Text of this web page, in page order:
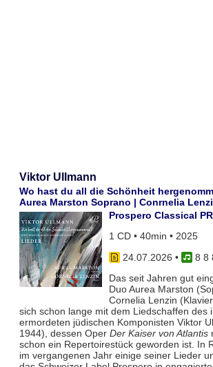
Viktor Ullmann
Wo hast du all die Schönheit
Aurea Marston Soprano | Conrnelia
Prospero Classical
1 CD • 40min • 2025
24.07.2026 •
8 8
Das seit Jahren gut
Duo Aurea Marston
Cornelia Lenzin
sich schon lange mit dem Liedschaffen des
ermordeten jüdischen Komponisten Viktor
1944), dessen Oper Der Kaiser von Atlantis
schon ein Repertoirestück geworden ist. In
im vergangenen Jahr einige seiner Lieder